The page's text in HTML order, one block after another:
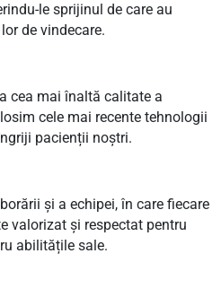
le sprijinul de care au
de vindecare.
cea mai înaltă calitate a
cele mai recente tehnologii
pacienții noștri.
și a echipei, în care fiecare
valorizat și respectat pentru
abilitățile sale.